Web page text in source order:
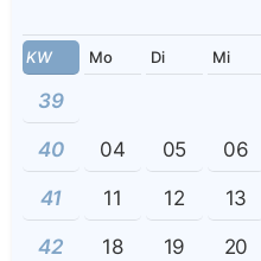
KW Mo Di Mi
39
40 04 05 06
41 11 12 13
42 18 19 20